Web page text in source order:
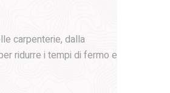
carpenterie, dalla
ridurre i tempi di fermo e